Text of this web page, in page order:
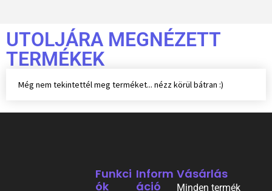
UTOLJÁRA MEGNÉZETT
TERMÉKEK
Még nem tekintettél meg terméket... nézz körül bátran :)
Inform
Áció
Funkci
Ók
Vásárlás
Minden termék